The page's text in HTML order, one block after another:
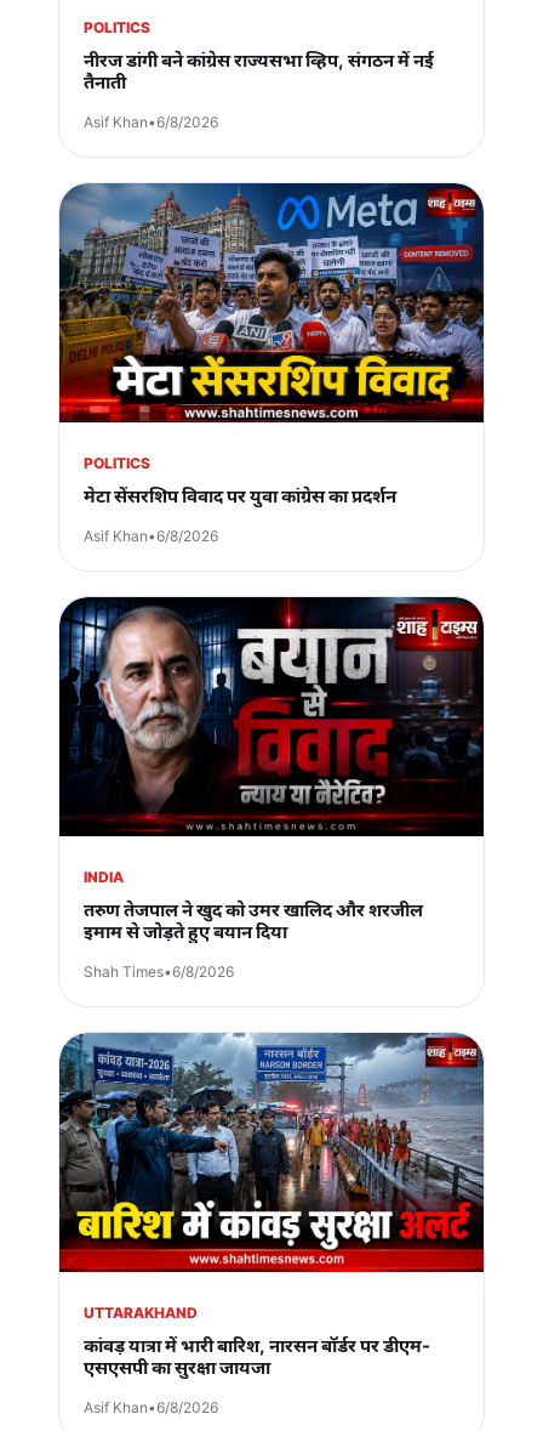
POLITICS
नीरज डांगी बने कांग्रेस राज्यसभा व्हिप, संगठन में नई
तैनाती
Asif Khan•6/8/2026
POLITICS
मेटा सेंसरशिप विवाद पर युवा कांग्रेस का प्रदर्शन
Asif Khan•6/8/2026
INDIA
तरुण तेजपाल ने खुद को उमर खालिद और शरजील
इमाम से जोड़ते हुए बयान दिया
Shah Times•6/8/2026
UTTARAKHAND
कांवड़ यात्रा में भारी बारिश, नारसन बॉर्डर पर डीएम-
एसएसपी का सुरक्षा जायजा
Asif Khan•6/8/2026